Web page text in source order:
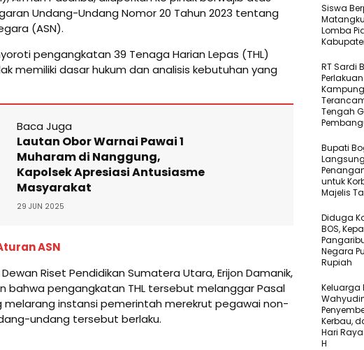
Undang-Undang Nomor 20 Tahun 2023 tentang
(ASN).
pengangkatan 39 Tenaga Harian Lepas (THL)
memiliki dasar hukum dan analisis kebutuhan yang
Baca Juga
Lautan Obor Warnai Pawai 1
Muharam di Nanggung,
Kapolsek Apresiasi Antusiasme
Masyarakat
29 JUN 2025
ASN
Riset Pendidikan Sumatera Utara, Erijon Damanik,
bahwa pengangkatan THL tersebut melanggar Pasal
melarang instansi pemerintah merekrut pegawai non-
undang tersebut berlaku.
Siswa
Lomba
RT Sardi
Tengah
Bupati
untuk
Majelis
Diduga
BOS,
Negara
Rupiah
Keluarga
Kerbau,
Hari
H